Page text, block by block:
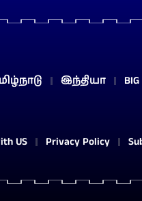
இந்தியா
US Privacy Policy